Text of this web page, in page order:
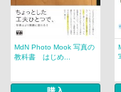
MdN Photo Mook 写真の
教科書 はじめ...